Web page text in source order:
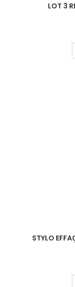
LOT 3
STYLO